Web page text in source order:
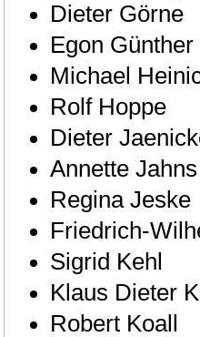
Dieter Görne
Egon Günther
Michael
Rolf Hoppe
Dieter
Annette Jahns
Regina Jeske
Friedrich-
Sigrid Kehl
Klaus Dieter
Robert Koall